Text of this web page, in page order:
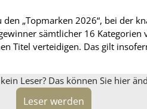
den „Topmarken 2026“, bei der
sämtlicher 16
Titel verteidigen. Das gilt
Leser? Das können Sie hier
Leser werden